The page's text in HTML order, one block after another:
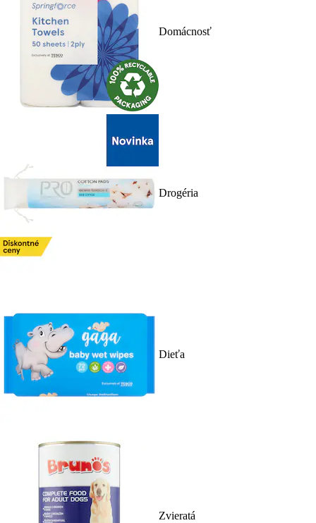
Domácnosť
Drogéria
Dieťa
Zvieratá